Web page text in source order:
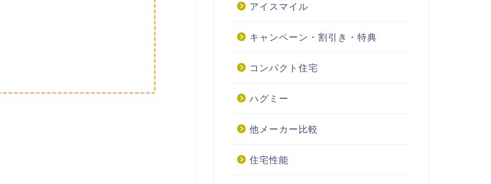
アイスマイル
キャンペーン・割引き・特典
コンパクト住宅
ハグミー
他メーカー比較
住宅性能